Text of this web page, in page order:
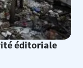
éditoriale